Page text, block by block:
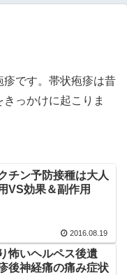
です。帯状疱疹は昔
っかけに起こりま
チン予防接種は大人
VS効果＆副作用
2016.08.19
怖いヘルペス後遺
後神経痛の痛み症状